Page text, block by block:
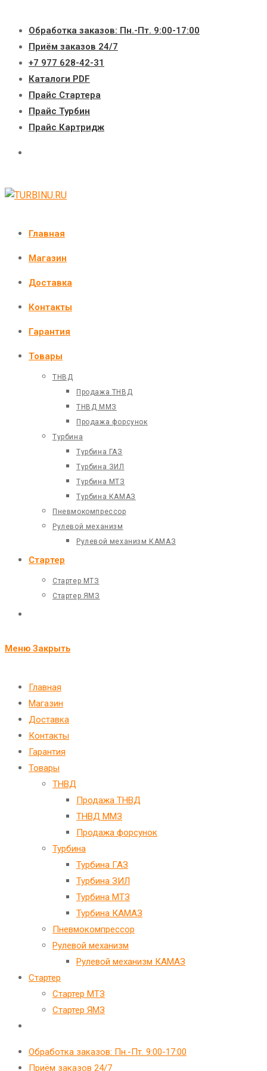
содержимому
Обработка заказов: Пн.-Пт. 9:00-17:00
Приём заказов 24/7
+7 977 628-42-31
Каталоги PDF
Прайс Стартера
Прайс Турбин
Прайс Картридж
Главная
Магазин
Доставка
Контакты
Гарантия
Товары
ТНВД
Продажа ТНВД
ТНВД ММЗ
Продажа форсунок
Турбина
Турбина ГАЗ
Турбина ЗИЛ
Турбина МТЗ
Турбина КАМАЗ
Пневмокомпрессор
Рулевой механизм
Рулевой механизм КАМАЗ
Стартер
Стартер МТЗ
Стартер ЯМЗ
веб-
Меню Закрыть
Главная
Магазин
Доставка
Контакты
Гарантия
Товары
ТНВД
Продажа ТНВД
ТНВД ММЗ
Продажа форсунок
Турбина
Турбина ГАЗ
Турбина ЗИЛ
Турбина МТЗ
Турбина КАМАЗ
Пневмокомпрессор
Рулевой механизм
Рулевой механизм КАМАЗ
Стартер
Стартер МТЗ
Стартер ЯМЗ
по
Обработка заказов: Пн.-Пт. 9:00-17:00
Приём заказов 24/7